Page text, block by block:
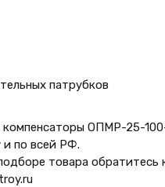
патрубков
ОПМР-25-
и по всей РФ.
товара